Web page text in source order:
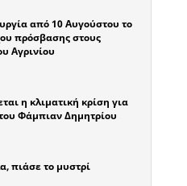
από 10 Αυγούστου το
πρόσβασης στους
Αγρινίου
η κλιματική κρίση για
Φάμπιαν Δημητρίου
πιάσε το μυστρί